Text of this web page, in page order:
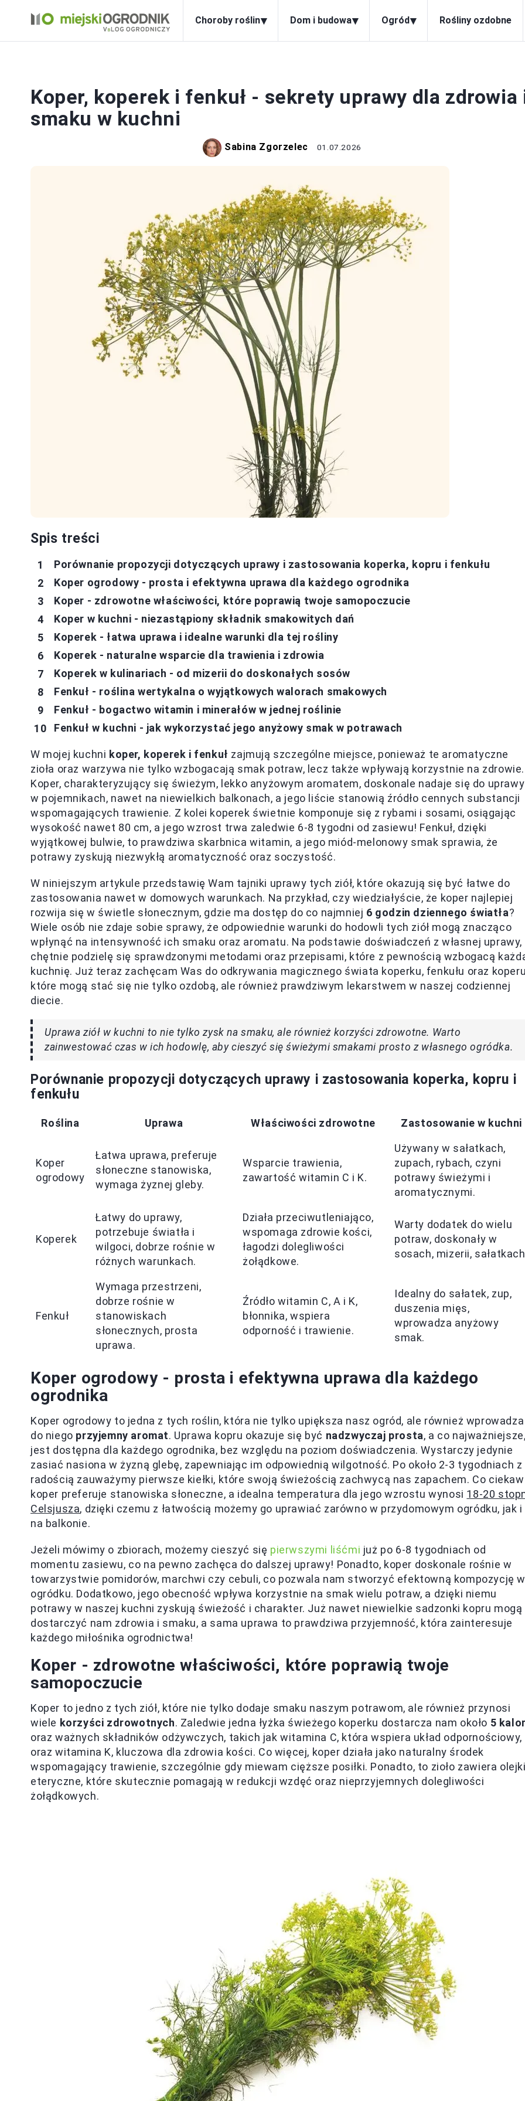
Choroby roślin▾ Dom i budowa▾ Ogród▾ Rośliny ozdobne
Koper, koperek i fenkuł - sekrety uprawy dla zdrowia
smaku w kuchni
Sabina Zgorzelec 01.07.2026
Spis treści
Porównanie propozycji dotyczących uprawy i zastosowania koperka, kopru i fenkułu
Koper ogrodowy - prosta i efektywna uprawa dla każdego ogrodnika
Koper - zdrowotne właściwości, które poprawią twoje samopoczucie
Koper w kuchni - niezastąpiony składnik smakowitych dań
Koperek - łatwa uprawa i idealne warunki dla tej rośliny
Koperek - naturalne wsparcie dla trawienia i zdrowia
Koperek w kulinariach - od mizerii do doskonałych sosów
Fenkuł - roślina wertykalna o wyjątkowych walorach smakowych
Fenkuł - bogactwo witamin i minerałów w jednej roślinie
Fenkuł w kuchni - jak wykorzystać jego anyżowy smak w potrawach
W mojej kuchni koper, koperek i fenkuł zajmują szczególne miejsce, ponieważ te aromatyczne
zioła oraz warzywa nie tylko wzbogacają smak potraw, lecz także wpływają korzystnie na zdrowie.
Koper, charakteryzujący się świeżym, lekko anyżowym aromatem, doskonale nadaje się do uprawy
w pojemnikach, nawet na niewielkich balkonach, a jego liście stanowią źródło cennych substancji
wspomagających trawienie. Z kolei koperek świetnie komponuje się z rybami i sosami, osiągając
wysokość nawet 80 cm, a jego wzrost trwa zaledwie 6-8 tygodni od zasiewu! Fenkuł, dzięki
wyjątkowej bulwie, to prawdziwa skarbnica witamin, a jego miód-melonowy smak sprawia, że
potrawy zyskują niezwykłą aromatyczność oraz soczystość.
W niniejszym artykule przedstawię Wam tajniki uprawy tych ziół, które okazują się być łatwe do
zastosowania nawet w domowych warunkach. Na przykład, czy wiedziałyście, że koper najlepiej
rozwija się w świetle słonecznym, gdzie ma dostęp do co najmniej 6 godzin dziennego światła?
Wiele osób nie zdaje sobie sprawy, że odpowiednie warunki do hodowli tych ziół mogą znacząco
wpłynąć na intensywność ich smaku oraz aromatu. Na podstawie doświadczeń z własnej uprawy,
chętnie podzielę się sprawdzonymi metodami oraz przepisami, które z pewnością wzbogacą
kuchnię. Już teraz zachęcam Was do odkrywania magicznego świata koperku, fenkułu oraz
które mogą stać się nie tylko ozdobą, ale również prawdziwym lekarstwem w naszej codziennej
diecie.
Uprawa ziół w kuchni to nie tylko zysk na smaku, ale również korzyści zdrowotne. Warto
zainwestować czas w ich hodowlę, aby cieszyć się świeżymi smakami prosto z własnego ogródka.
Porównanie propozycji dotyczących uprawy i zastosowania koperka, kopru i
fenkułu
Roślina Uprawa Właściwości zdrowotne Zastosowanie w kuchni
Koper
ogrodowy
Łatwa uprawa, preferuje
słoneczne stanowiska,
wymaga żyznej gleby.
Wsparcie trawienia,
zawartość witamin C i K.
Używany w sałatkach,
zupach, rybach, czyni
potrawy świeżymi i
aromatycznymi.
Koperek
Łatwy do uprawy,
potrzebuje światła i
wilgoci, dobrze rośnie w
różnych warunkach.
Działa przeciwutleniająco,
wspomaga zdrowie kości,
łagodzi dolegliwości
żołądkowe.
Warty dodatek do wielu
potraw, doskonały w
sosach, mizerii,
Fenkuł
Wymaga przestrzeni,
dobrze rośnie w
stanowiskach
słonecznych, prosta
uprawa.
Źródło witamin C, A i K,
błonnika, wspiera
odporność i trawienie.
Idealny do sałatek, zup,
duszenia mięs,
wprowadza anyżowy
smak.
Koper ogrodowy - prosta i efektywna uprawa dla każdego
ogrodnika
Koper ogrodowy to jedna z tych roślin, która nie tylko upiększa nasz ogród, ale również wprowadza
do niego przyjemny aromat. Uprawa kopru okazuje się być nadzwyczaj prosta, a co
jest dostępna dla każdego ogrodnika, bez względu na poziom doświadczenia. Wystarczy jedynie
zasiać nasiona w żyzną glebę, zapewniając im odpowiednią wilgotność. Po około 2-3 tygodniach z
radością zauważymy pierwsze kiełki, które swoją świeżością zachwycą nas zapachem. Co
koper preferuje stanowiska słoneczne, a idealna temperatura dla jego wzrostu wynosi 18-20
Celsjusza, dzięki czemu z łatwością możemy go uprawiać zarówno w przydomowym ogródku, jak i
na balkonie.
Jeżeli mówimy o zbiorach, możemy cieszyć się pierwszymi liśćmi już po 6-8 tygodniach od
momentu zasiewu, co na pewno zachęca do dalszej uprawy! Ponadto, koper doskonale rośnie w
towarzystwie pomidorów, marchwi czy cebuli, co pozwala nam stworzyć efektowną kompozycję w
ogródku. Dodatkowo, jego obecność wpływa korzystnie na smak wielu potraw, a dzięki niemu
potrawy w naszej kuchni zyskują świeżość i charakter. Już nawet niewielkie sadzonki kopru mogą
dostarczyć nam zdrowia i smaku, a sama uprawa to prawdziwa przyjemność, która zainteresuje
każdego miłośnika ogrodnictwa!
Koper - zdrowotne właściwości, które poprawią twoje
samopoczucie
Koper to jedno z tych ziół, które nie tylko dodaje smaku naszym potrawom, ale również przynosi
wiele korzyści zdrowotnych. Zaledwie jedna łyżka świeżego koperku dostarcza nam około 5
oraz ważnych składników odżywczych, takich jak witamina C, która wspiera układ odpornościowy,
oraz witamina K, kluczowa dla zdrowia kości. Co więcej, koper działa jako naturalny środek
wspomagający trawienie, szczególnie gdy miewam cięższe posiłki. Ponadto, to zioło zawiera
eteryczne, które skutecznie pomagają w redukcji wzdęć oraz nieprzyjemnych dolegliwości
żołądkowych.